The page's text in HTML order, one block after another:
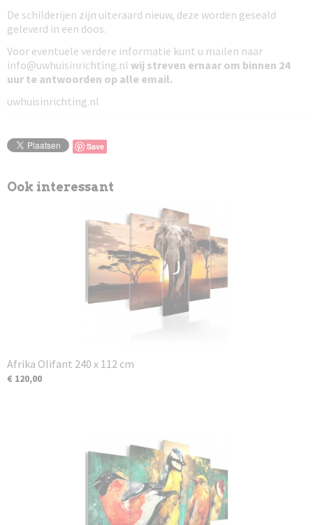
De schilderijen zijn uiteraard nieuw, deze worden geseald
geleverd in een doos.
Voor eventuele verdere informatie kunt u mailen naar
info@uwhuisinrichting.nl wij streven ernaar om binnen 24
uur te antwoorden op alle email.
uwhuisinrichting.nl
Save
Ook interessant
Afrika Olifant 240 x 112 cm
€ 120,00